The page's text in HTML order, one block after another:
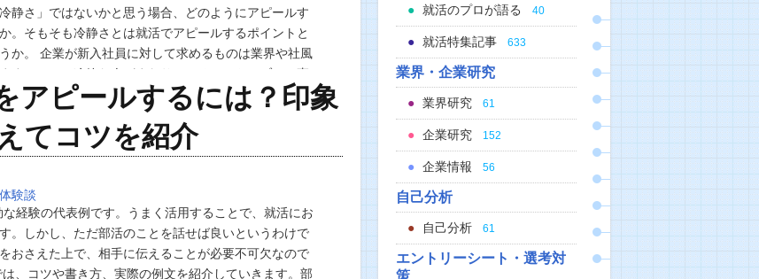
静さ」ではないかと思う場合、どのようにアピールす
。そもそも冷静さとは就活でアピールするポイントと
か。 企業が新入社員に対して求めるものは業界や社風
す。しかし冷静な人がまわりにいると、トラブルに直
すよね。自己PRで冷静さをアピールする…
アピールするには？印象
てコツを紹介
験談
経験の代表例です。うまく活用することで、就活にお
。しかし、ただ部活のことを話せば良いというわけで
おさえた上で、相手に伝えることが必要不可欠なので
、コツや書き方、実際の例文を紹介していきます。部
就活のプロが語る 40
就活特集記事 633
業界・企業研究
業界研究 61
企業研究 152
企業情報 56
自己分析
自己分析 61
エントリーシート・選考対
策